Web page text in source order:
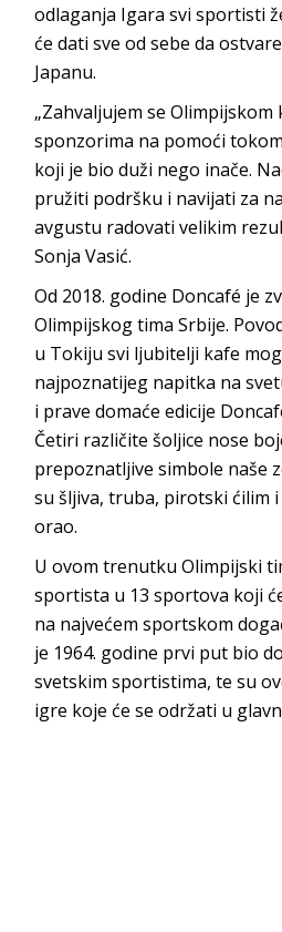
odlaganja Igara svi sportisti
će dati sve od sebe da
Japanu.
„Zahvaljujem se
sponzorima na pomoći
koji je bio duži nego inače.
pružiti podršku i navijati za
avgustu radovati velikim
Sonja Vasić.
Od 2018. godine Doncafé je
Olimpijskog tima Srbije.
u Tokiju svi ljubitelji kafe
najpoznatijeg napitka na
i prave domaće edicije
Četiri različite šoljice nose
prepoznatljive simbole naše
su šljiva, truba, pirotski ćilim
orao.
U ovom trenutku Olimpijski
sportista u 13 sportova koji
na najvećem sportskom
je 1964. godine prvi put bio
svetskim sportistima, te su
igre koje će se održati u